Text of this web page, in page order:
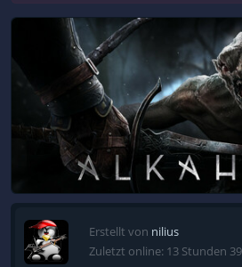
Erstellt von nilius
Zuletzt online: 13 Stunden